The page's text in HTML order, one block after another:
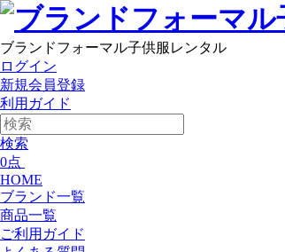
ブランドフォーマル子供服レンタル
ログイン
新規会員登録
利用ガイド
検索
0点
HOME
ブランド一覧
商品一覧
ご利用ガイド